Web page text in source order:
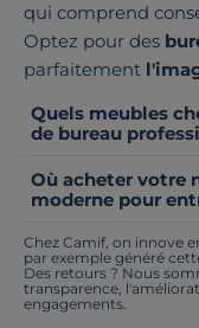
qui comprend
Optez pour des
parfaitement
Quels meubles
de bureau
Où acheter votre
moderne pour
Chez Camif, on innove
par exemple généré
Des retours ? Nous
transparence,
engagements.